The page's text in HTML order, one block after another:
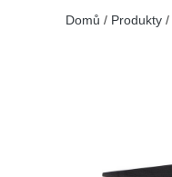
Domů / Produkty /